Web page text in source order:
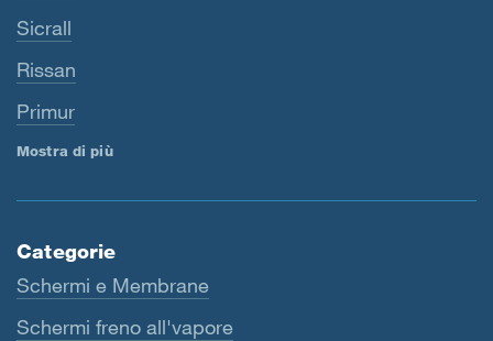
Sicrall
Rissan
Primur
Mostra di più
Categorie
Schermi e Membrane
Schermi freno all'vapore